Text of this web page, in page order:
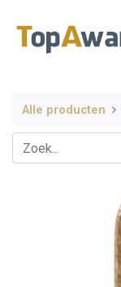
Alle producten